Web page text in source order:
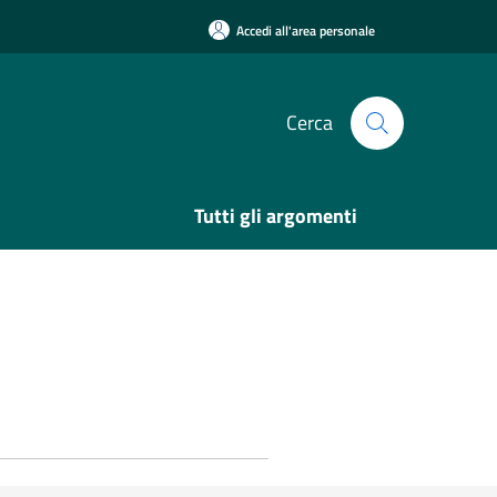
Accedi all'area personale
Cerca
Tutti gli argomenti